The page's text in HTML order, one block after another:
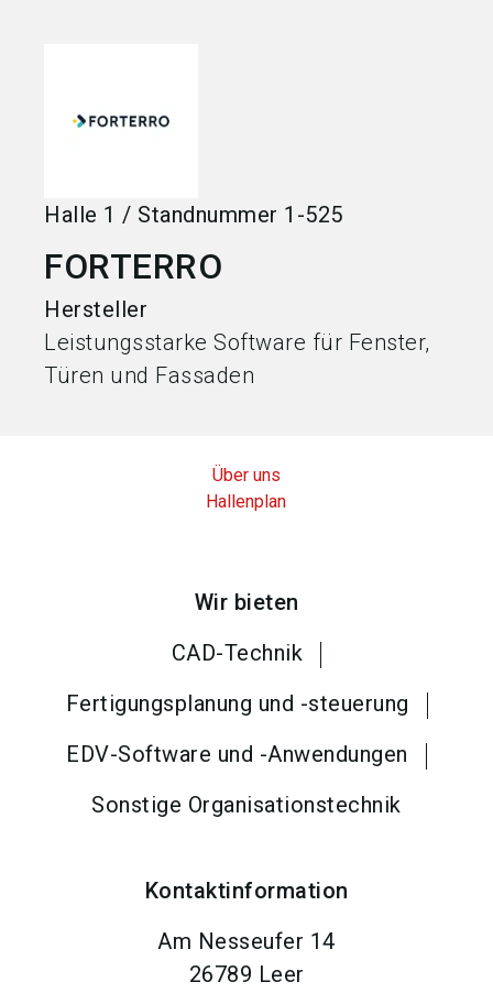
Halle 1 / Standnummer 1-525
FORTERRO
Hersteller
Leistungsstarke Software für Fenster,
Türen und Fassaden
Über uns
Hallenplan
Wir bieten
CAD-Technik
Fertigungsplanung und -steuerung
EDV-Software und -Anwendungen
Sonstige Organisationstechnik
Kontaktinformation
Am Nesseufer 14
26789 Leer